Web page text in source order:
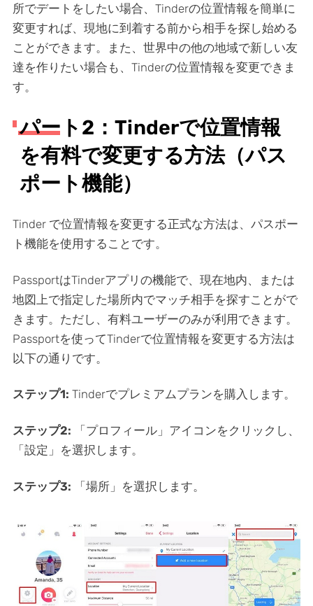
所でデートをしたい場合、Tinderの位置情報を簡単に
変更すれば、現地に到着する前から相手を探し始める
ことができます。また、世界中の他の地域で新しい友
達を作りたい場合も、Tinderの位置情報を変更できま
す。
パート2：Tinderで位置情報
を有料で変更する方法（パス
ポート機能）
Tinder で位置情報を変更する正式な方法は、パスポー
ト機能を使用することです。
PassportはTinderアプリの機能で、現在地内、または
地図上で指定した場所内でマッチ相手を探すことがで
きます。ただし、有料ユーザーのみが利用できます。
Passportを使ってTinderで位置情報を変更する方法は
以下の通りです。
ステップ1: Tinderでプレミアムプランを購入します。
ステップ2:
「プロフィール」アイコンをクリックし、
「設定」を選択します。
ステップ3: 「場所」を選択します。